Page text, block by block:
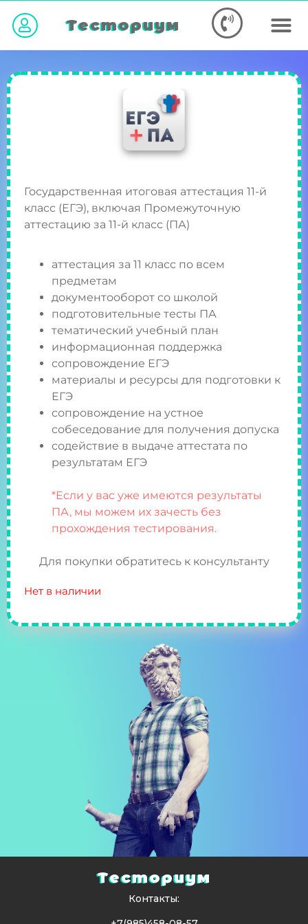
Тесториум
Государственная итоговая аттестация 11-й
класс (ЕГЭ), включая Промежуточную
аттестацию за 11-й класс (ПА)
аттестация за 11 класс по всем
предметам
документооборот со школой
подготовительные тесты ПА
тематический учебный план
информационная поддержка
сопровождение ЕГЭ
материалы и ресурсы для подготовки к
ЕГЭ
сопровождение на устное
собеседование для получения допуска
содействие в выдаче аттестата по
результатам ЕГЭ
*Если у вас уже имеются результаты
ПА, мы можем их зачесть без
прохождения тестирования.
Для покупки обратитесь к консультанту
Нет в наличии
Тесториум
Контакты: